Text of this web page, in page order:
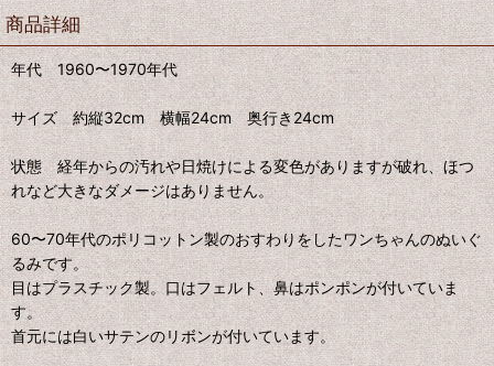
商品詳細
年代 1960〜1970年代
サイズ 約縦32cm 横幅24cm 奥行き24cm
状態 経年からの汚れや日焼けによる変色がありますが破れ、ほつ
れなど大きなダメージはありません。
60〜70年代のポリコットン製のおすわりをしたワンちゃんのぬいぐ
るみです。
目はプラスチック製。口はフェルト、鼻はポンポンが付いていま
す。
首元には白いサテンのリボンが付いています。